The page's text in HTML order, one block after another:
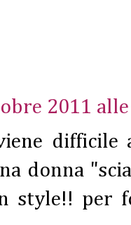
2011
difficile
donna
style!! per